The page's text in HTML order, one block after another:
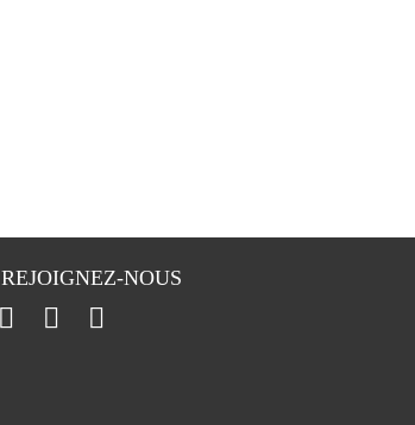
REJOIGNEZ-NOUS